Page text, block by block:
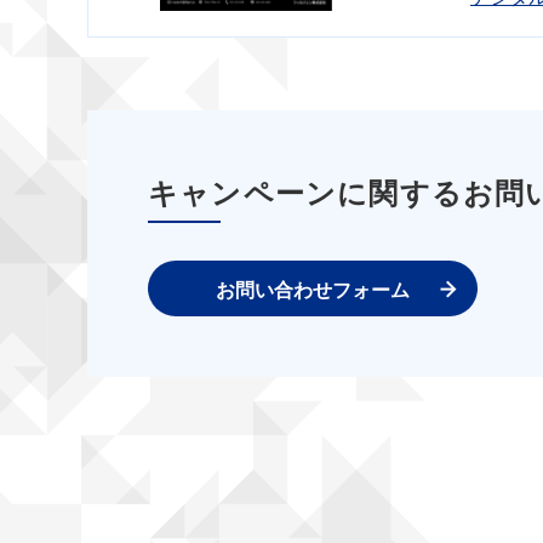
キャンペーンに関するお問
お問い合わせフォーム